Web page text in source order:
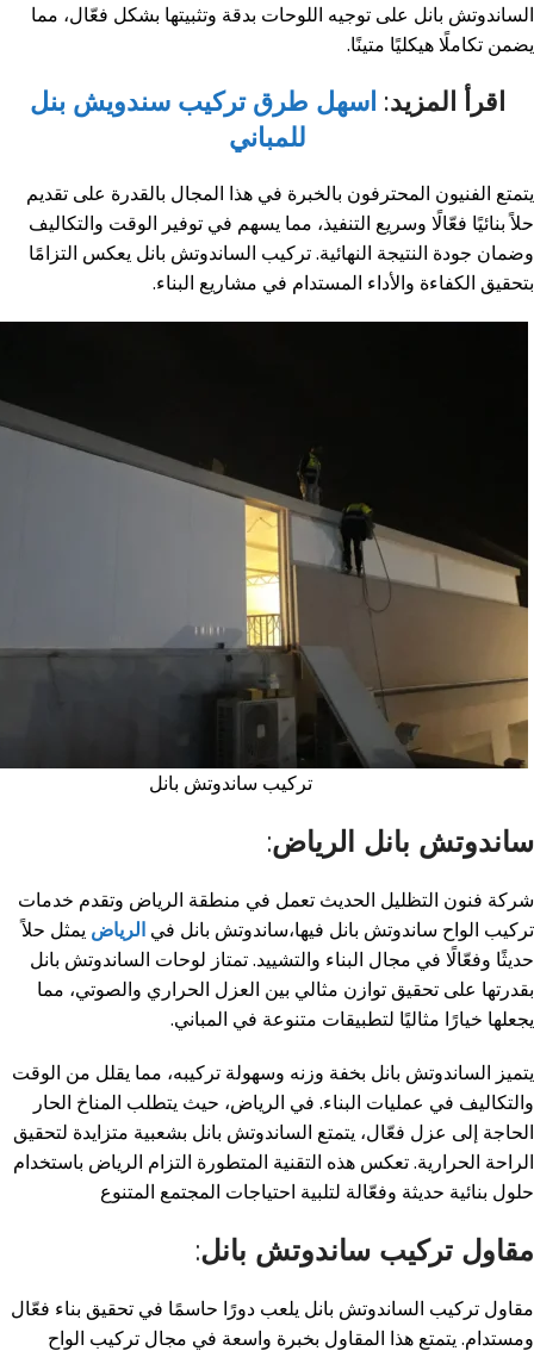
الساندوتش بانل على توجيه اللوحات بدقة وتثبيتها بشكل فعّال، مما
يضمن تكاملًا هيكليًا متينًا.
اقرأ المزيد: اسهل طرق تركيب سندويش بنل
للمباني
يتمتع الفنيون المحترفون بالخبرة في هذا المجال بالقدرة على تقديم
حلاً بنائيًا فعّالًا وسريع التنفيذ، مما يسهم في توفير الوقت والتكاليف
وضمان جودة النتيجة النهائية. تركيب الساندوتش بانل يعكس التزامًا
بتحقيق الكفاءة والأداء المستدام في مشاريع البناء.
تركيب ساندوتش بانل
ساندوتش بانل الرياض:
شركة فنون التظليل الحديث تعمل في منطقة الرياض وتقدم خدمات
تركيب الواح ساندوتش بانل فيها،ساندوتش بانل في الرياض يمثل حلاً
حديثًا وفعّالًا في مجال البناء والتشييد. تمتاز لوحات الساندوتش بانل
بقدرتها على تحقيق توازن مثالي بين العزل الحراري والصوتي، مما
يجعلها خيارًا مثاليًا لتطبيقات متنوعة في المباني.
يتميز الساندوتش بانل بخفة وزنه وسهولة تركيبه، مما يقلل من الوقت
والتكاليف في عمليات البناء. في الرياض، حيث يتطلب المناخ الحار
الحاجة إلى عزل فعّال، يتمتع الساندوتش بانل بشعبية متزايدة لتحقيق
الراحة الحرارية. تعكس هذه التقنية المتطورة التزام الرياض باستخدام
حلول بنائية حديثة وفعّالة لتلبية احتياجات المجتمع المتنوع
مقاول تركيب ساندوتش بانل:
مقاول تركيب الساندوتش بانل يلعب دورًا حاسمًا في تحقيق بناء فعّال
ومستدام. يتمتع هذا المقاول بخبرة واسعة في مجال تركيب الواح